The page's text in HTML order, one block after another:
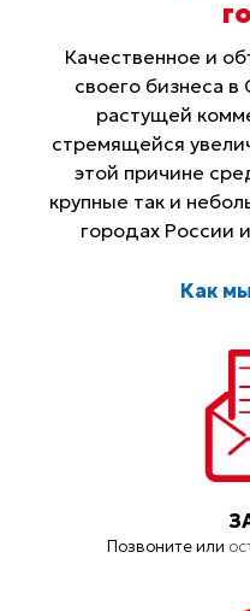
Качественное и
своего бизнеса
растущей
стремящейся
этой причине
крупные так и
городах России
Как
Позвоните или